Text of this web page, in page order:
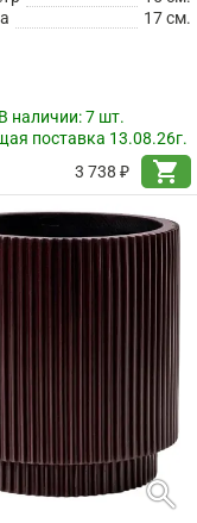
17 см.
наличии:7 шт.
поставка 13.08.26г.
3 738 ₽
shopping_cart
search